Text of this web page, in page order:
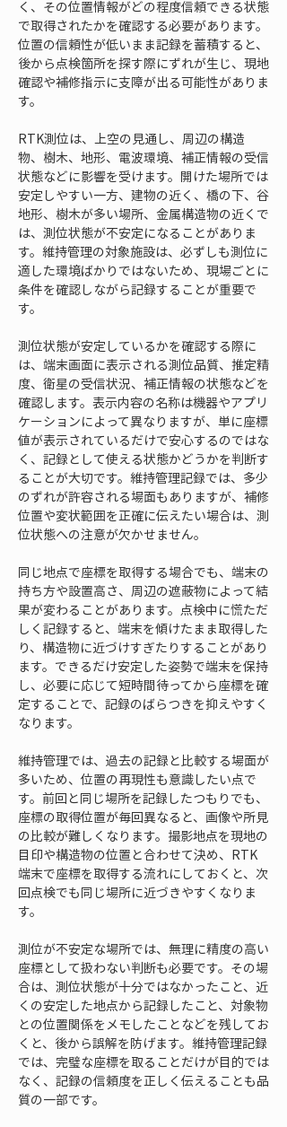
く、その位置情報がどの程度信頼できる状態
で取得されたかを確認する必要があります。
位置の信頼性が低いまま記録を蓄積すると、
後から点検箇所を探す際にずれが生じ、現地
確認や補修指示に支障が出る可能性がありま
す。
RTK測位は、上空の見通し、周辺の構造
物、樹木、地形、電波環境、補正情報の受信
状態などに影響を受けます。開けた場所では
安定しやすい一方、建物の近く、橋の下、谷
地形、樹木が多い場所、金属構造物の近くで
は、測位状態が不安定になることがありま
す。維持管理の対象施設は、必ずしも測位に
適した環境ばかりではないため、現場ごとに
条件を確認しながら記録することが重要で
す。
測位状態が安定しているかを確認する際に
は、端末画面に表示される測位品質、推定精
度、衛星の受信状況、補正情報の状態などを
確認します。表示内容の名称は機器やアプリ
ケーションによって異なりますが、単に座標
値が表示されているだけで安心するのではな
く、記録として使える状態かどうかを判断す
ることが大切です。維持管理記録では、多少
のずれが許容される場面もありますが、補修
位置や変状範囲を正確に伝えたい場合は、測
位状態への注意が欠かせません。
同じ地点で座標を取得する場合でも、端末の
持ち方や設置高さ、周辺の遮蔽物によって結
果が変わることがあります。点検中に慌ただ
しく記録すると、端末を傾けたまま取得した
り、構造物に近づけすぎたりすることがあり
ます。できるだけ安定した姿勢で端末を保持
し、必要に応じて短時間待ってから座標を確
定することで、記録のばらつきを抑えやすく
なります。
維持管理では、過去の記録と比較する場面が
多いため、位置の再現性も意識したい点で
す。前回と同じ場所を記録したつもりでも、
座標の取得位置が毎回異なると、画像や所見
の比較が難しくなります。撮影地点を現地の
目印や構造物の位置と合わせて決め、RTK
端末で座標を取得する流れにしておくと、次
回点検でも同じ場所に近づきやすくなりま
す。
測位が不安定な場所では、無理に精度の高い
座標として扱わない判断も必要です。その場
合は、測位状態が十分ではなかったこと、近
くの安定した地点から記録したこと、対象物
との位置関係をメモしたことなどを残してお
くと、後から誤解を防げます。維持管理記録
では、完璧な座標を取ることだけが目的では
なく、記録の信頼度を正しく伝えることも品
質の一部です。